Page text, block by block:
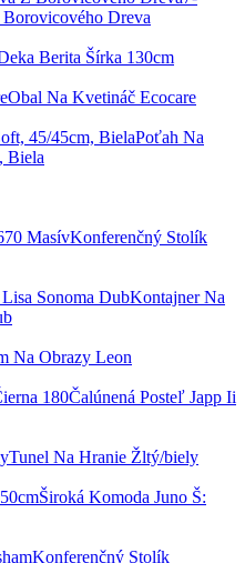
Borovicového Dreva
Berita Šírka 130cm
Obal Na Kvetináč Ecocare
Poťah Na
Biela
Konferenčný Stolík
Kontajner Na
Na Obrazy Leon
Čalúnená Posteľ Japp Ii
Tunel Na Hranie Žltý/biely
Široká Komoda Juno Š:
Konferenčný Stolík